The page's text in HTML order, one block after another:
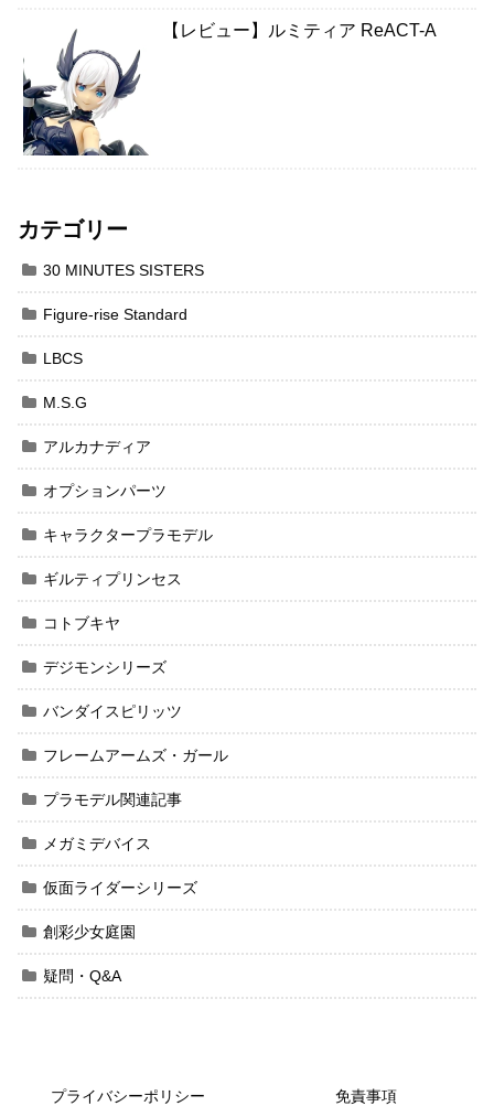
【レビュー】ルミティア ReACT-A
カテゴリー
30 MINUTES SISTERS
Figure-rise Standard
LBCS
M.S.G
アルカナディア
オプションパーツ
キャラクタープラモデル
ギルティプリンセス
コトブキヤ
デジモンシリーズ
バンダイスピリッツ
フレームアームズ・ガール
プラモデル関連記事
メガミデバイス
仮面ライダーシリーズ
創彩少女庭園
疑問・Q&A
プライバシーポリシー 免責事項